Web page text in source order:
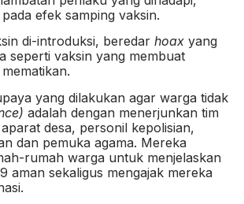
efek samping vaksin.
di-introduksi, beredar hoax yang
seperti vaksin yang membuat
yang dilakukan agar warga tidak
adalah dengan menerjunkan tim
desa, personil kepolisian,
dan pemuka agama. Mereka
rumah warga untuk menjelaskan
aman sekaligus mengajak mereka